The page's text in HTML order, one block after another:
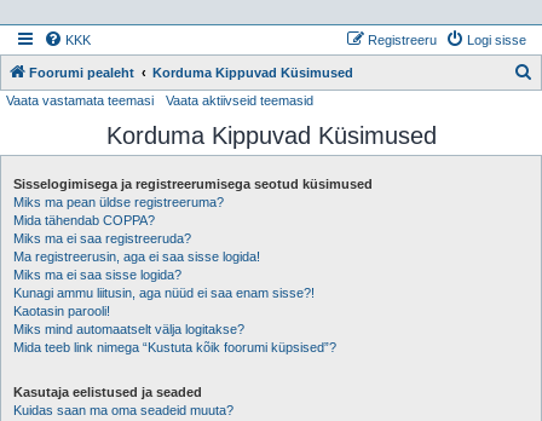
KKK Logi sisse
Registreeru
Foorumi pealeht Korduma Kippuvad Küsimused
i
Vaata vastamata teemasi Vaata aktiivseid teemasid
Korduma Kippuvad Küsimused
Sisselogimisega ja registreerumisega seotud küsimused
Miks ma pean üldse registreeruma?
Mida tähendab COPPA?
Miks ma ei saa registreeruda?
Ma registreerusin, aga ei saa sisse logida!
Miks ma ei saa sisse logida?
Kunagi ammu liitusin, aga nüüd ei saa enam sisse?!
Kaotasin parooli!
Miks mind automaatselt välja logitakse?
Mida teeb link nimega “Kustuta kõik foorumi küpsised”?
Kasutaja eelistused ja seaded
Kuidas saan ma oma seadeid muuta?